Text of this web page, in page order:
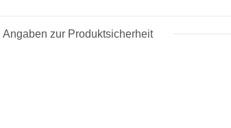
Angaben zur Produktsicherheit